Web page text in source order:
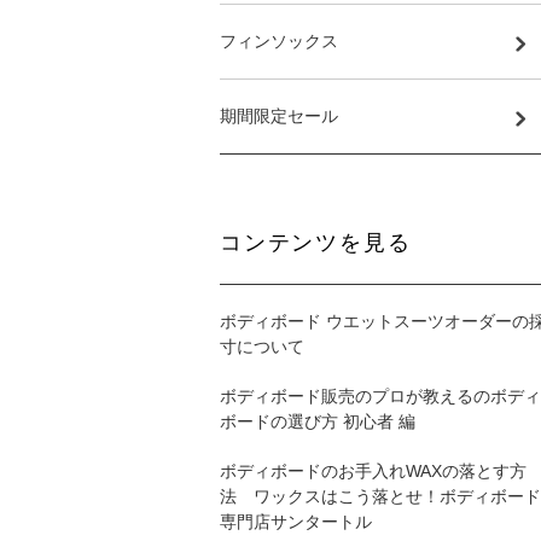
フィンソックス
期間限定セール
コンテンツを見る
ボディボード ウエットスーツオーダーの
寸について
ボディボード販売のプロが教えるのボディ
ボードの選び方 初心者 編
ボディボードのお手入れWAXの落とす方
法 ワックスはこう落とせ！ボディボード
専門店サンタートル